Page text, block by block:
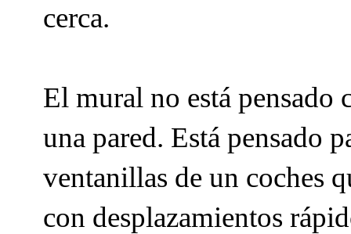
cerca.
El mural no está pensado
una pared. Está pensado
ventanillas de un coches
con desplazamientos